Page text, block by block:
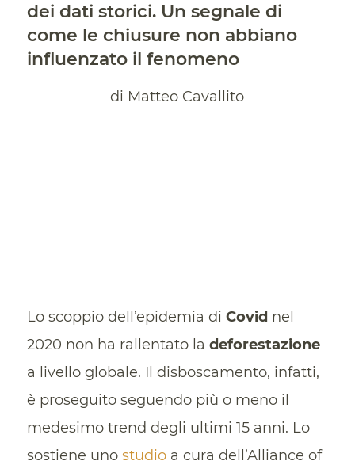
dei dati storici. Un segnale di
come le chiusure non abbiano
influenzato il fenomeno
di Matteo Cavallito
Lo scoppio dell’epidemia di Covid nel
2020 non ha rallentato la deforestazione
a livello globale. Il disboscamento, infatti,
è proseguito seguendo più o meno il
medesimo trend degli ultimi 15 anni. Lo
sostiene uno studioa cura dell’Alliance of